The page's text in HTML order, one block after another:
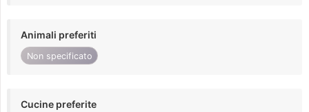
Animali preferiti
Non specificato
Cucine preferite